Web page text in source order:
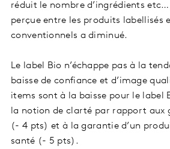
réduit le nombre d’ingrédients
perçue entre les produits labellisés
conventionnels a diminué.
Le label Bio n’échappe pas à la
baisse de confiance et d’image
items sont à la baisse pour le label
la notion de clarté par rapport aux
(- 4 pts) et à la garantie d’un
santé (- 5 pts).